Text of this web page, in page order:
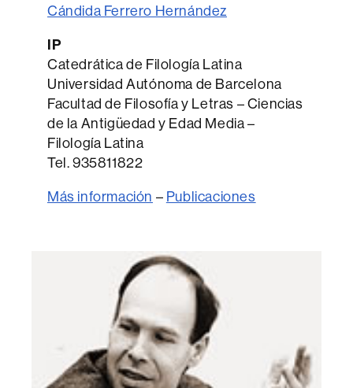
Cándida Ferrero Hernández
IP
Catedrática de Filología Latina
Universidad Autónoma de Barcelona
Facultad de Filosofía y Letras – Ciencias
de la Antigüedad y Edad Media –
Filología Latina
Tel. 935811822
Más información – Publicaciones